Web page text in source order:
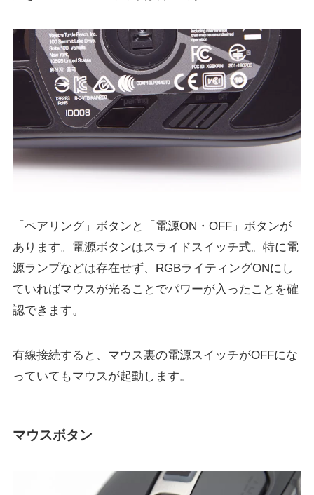
「ペアリング」ボタンと「電源ON・OFF」ボタンが
あります。電源ボタンはスライドスイッチ式。特に電
源ランプなどは存在せず、RGBライティングONにし
ていればマウスが光ることでパワーが入ったことを確
認できます。
有線接続すると、マウス裏の電源スイッチがOFFにな
っていてもマウスが起動します。
マウスボタン